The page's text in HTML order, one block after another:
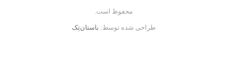
محفوظ است.
طراحی شده توسط: باستان‌تِک